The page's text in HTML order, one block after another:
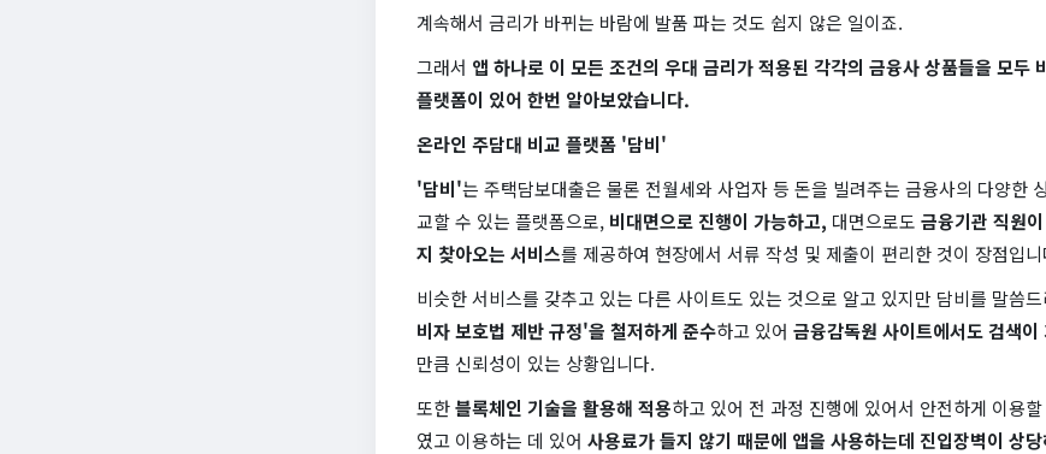
계속해서 금리가 바뀌는 바람에 발품 파는 것도 쉽지 않은 일이죠.
그래서 앱 하나로 이 모든 조건의 우대 금리가 적용된 각각의 금융사 상품들을 모두
플랫폼이 있어 한번 알아보았습니다.
온라인 주담대 비교 플랫폼 '담비'
'담비'는 주택담보대출은 물론 전월세와 사업자 등 돈을 빌려주는 금융사의 다양한
교할 수 있는 플랫폼으로, 비대면으로 진행이 가능하고, 대면으로도 금융기관 직원
지 찾아오는 서비스를 제공하여 현장에서 서류 작성 및 제출이 편리한 것이 장점입니
비슷한 서비스를 갖추고 있는 다른 사이트도 있는 것으로 알고 있지만 담비를 말씀
비자 보호법 제반 규정'을 철저하게 준수하고 있어 금융감독원 사이트에서도 검색이
만큼 신뢰성이 있는 상황입니다.
또한블록체인 기술을 활용해 적용하고 있어 전 과정 진행에 있어서 안전하게 이용
였고 이용하는 데 있어 사용료가 들지 않기 때문에 앱을 사용하는데 진입장벽이 상